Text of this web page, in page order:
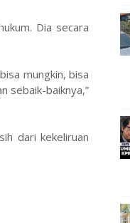
Dia secara
mungkin, bisa
sebaik-baiknya,”
dari kekeliruan